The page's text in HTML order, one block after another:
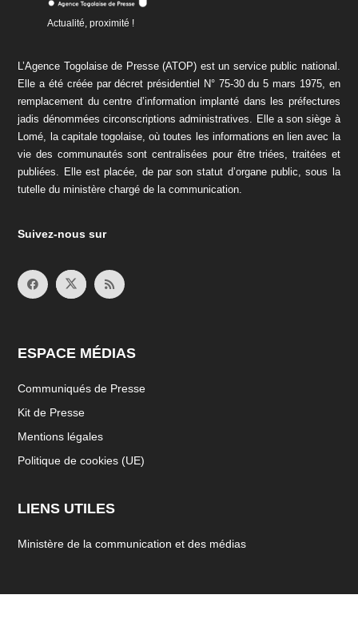
Actualité, proximité !
L’Agence Togolaise de Presse (ATOP) est un service public national.
Elle a été créée par décret présidentiel N° 75-30 du 5 mars 1975, en
remplacement du centre d’information implanté dans les préfectures
jadis dénommées circonscriptions administratives. Elle a son siège à
Lomé, la capitale togolaise, où toutes les informations en lien avec la
vie des communautés sont centralisées pour être triées, traitées et
publiées. Elle est placée, de par son statut d’organe public, sous la
tutelle du ministère chargé de la communication.
Suivez-nous sur
ESPACE MÉDIAS
Communiqués de Presse
Kit de Presse
Mentions légales
Politique de cookies (UE)
LIENS UTILES
Ministère de la communication et des médias